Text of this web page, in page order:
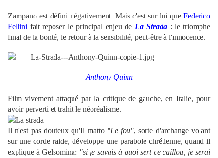
Zampano est défini négativement. Mais c'est sur lui que Federico
Fellini fait reposer le principal enjeu de La Strada: le triomphe
final de la bonté, le retour à la sensibilité, peut-être à l'innocence.
Anthony Quinn
Film vivement attaqué par la critique de gauche, en Italie, pour
avoir perverti et trahit le néoréalisme.
Il n'est pas douteux qu'Il matto "Le fou", sorte d'archange volant
sur une corde raide, développe une parabole chrétienne, quand il
explique à Gelsomina: "si je savais à quoi sert ce caillou, je serai